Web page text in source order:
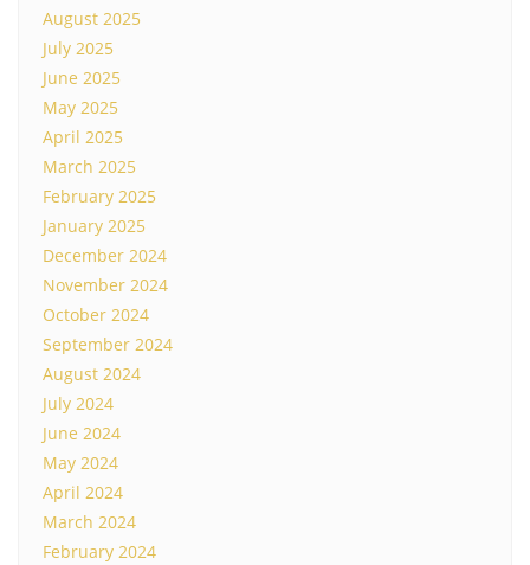
August 2025
July 2025
June 2025
May 2025
April 2025
March 2025
February 2025
January 2025
December 2024
November 2024
October 2024
September 2024
August 2024
July 2024
June 2024
May 2024
April 2024
March 2024
February 2024